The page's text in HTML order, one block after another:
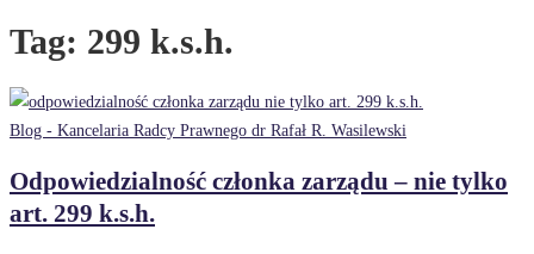
Tag: 299 k.s.h.
Blog - Kancelaria Radcy Prawnego dr Rafał R. Wasilewski
Odpowiedzialność członka zarządu – nie tylko
art. 299 k.s.h.